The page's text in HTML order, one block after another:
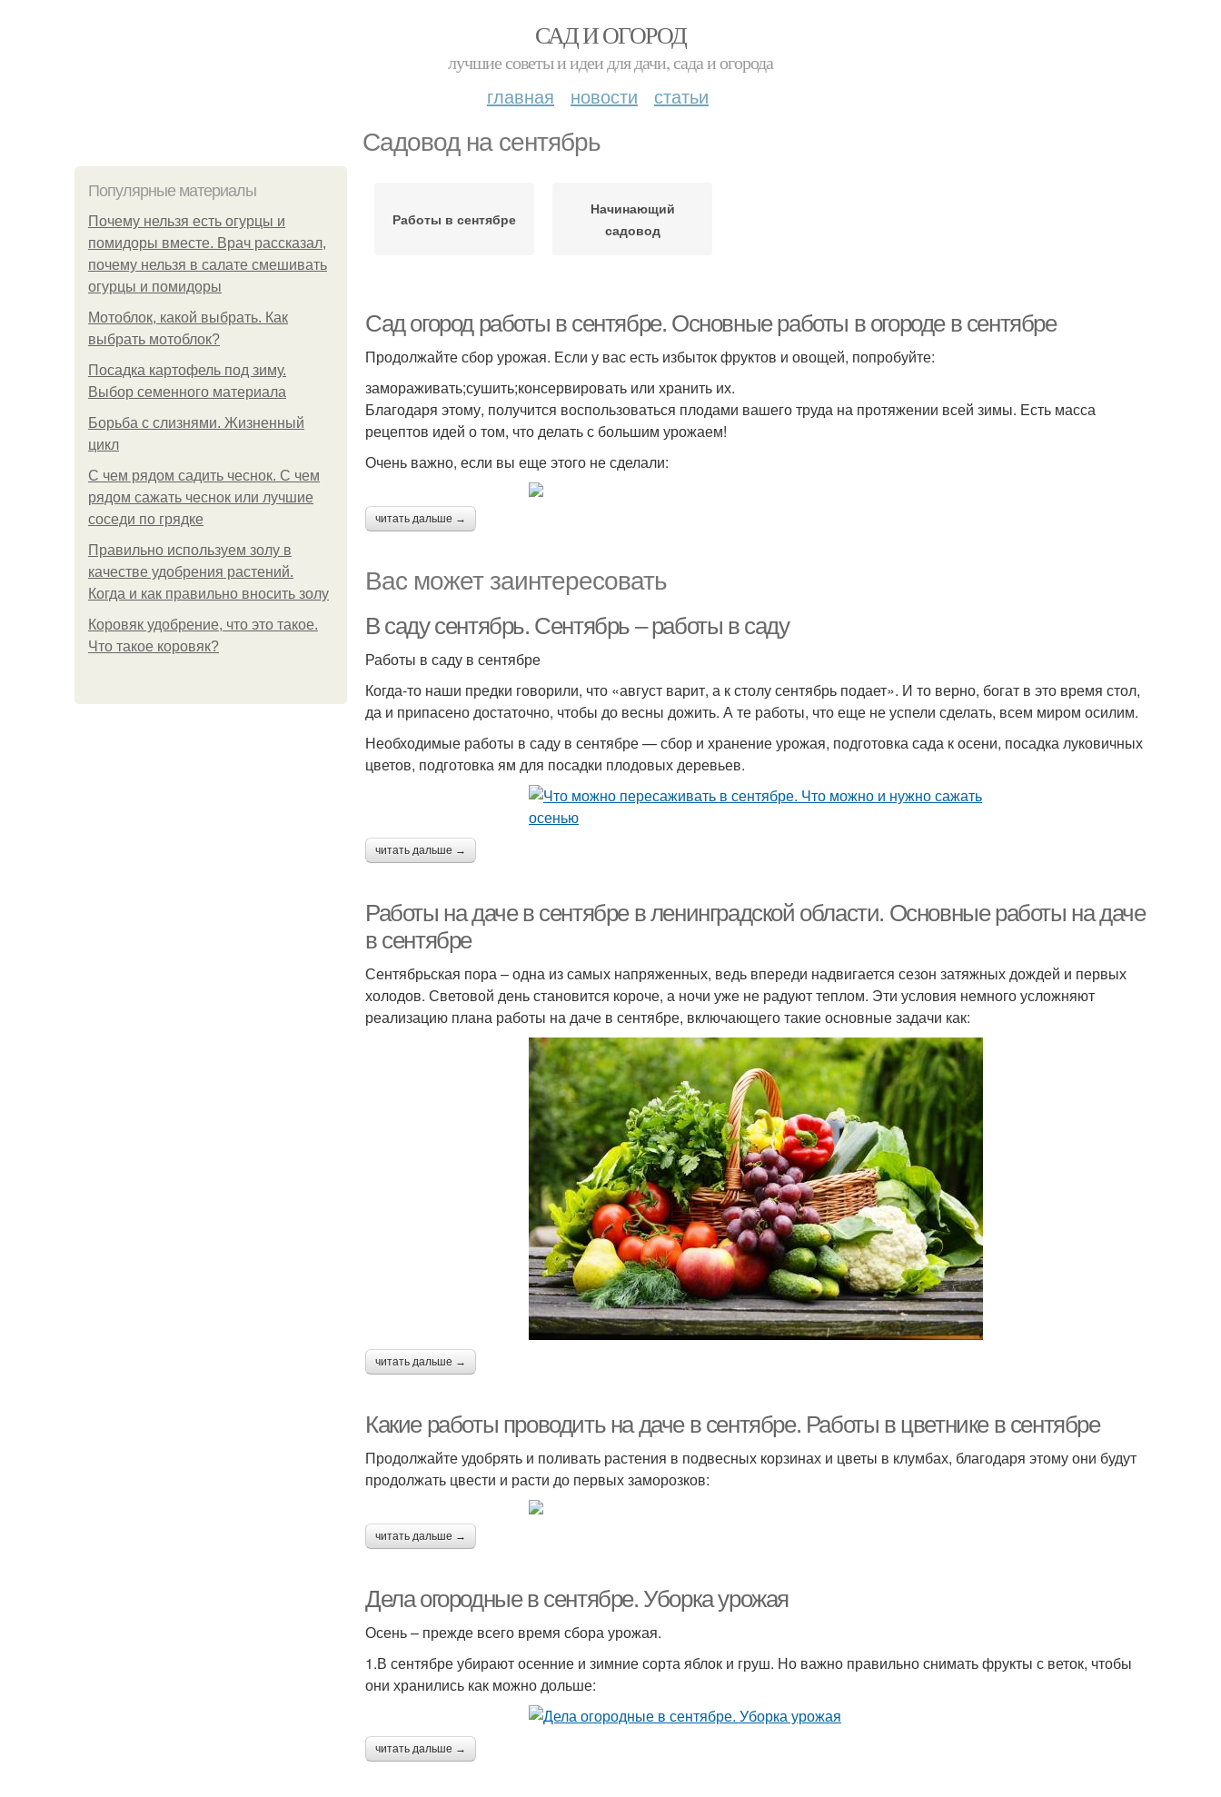
САД И ОГОРОД
лучшие советы и идеи для дачи, сада и огорода
главная новости статьи
Садовод на сентябрь
Популярные материалы
Почему нельзя есть огурцы и
помидоры вместе. Врач рассказал,
почему нельзя в салате смешивать
огурцы и помидоры
Мотоблок, какой выбрать. Как
выбрать мотоблок?
Посадка картофель под зиму.
Выбор семенного материала
Борьба с слизнями. Жизненный
цикл
С чем рядом садить чеснок. С чем
рядом сажать чеснок или лучшие
соседи по грядке
Правильно используем золу в
качестве удобрения растений.
Когда и как правильно вносить золу
Коровяк удобрение, что это такое.
Что такое коровяк?
Работы в сентябре
Начинающий
садовод
Сад огород работы в сентябре. Основные работы в огороде в сентябре
Продолжайте сбор урожая. Если у вас есть избыток фруктов и овощей, попробуйте:
замораживать;сушить;консервировать или хранить их.
Благодаря этому, получится воспользоваться плодами вашего труда на протяжении всей зимы. Есть масса
рецептов идей о том, что делать с большим урожаем!
Очень важно, если вы еще этого не сделали:
читать дальше →
Вас может заинтересовать
В саду сентябрь. Сентябрь – работы в саду
Работы в саду в сентябре
Когда-то наши предки говорили, что «август варит, а к столу сентябрь подает». И то верно, богат в это время стол,
да и припасено достаточно, чтобы до весны дожить. А те работы, что еще не успели сделать, всем миром осилим.
Необходимые работы в саду в сентябре — сбор и хранение урожая, подготовка сада к осени, посадка луковичных
цветов, подготовка ям для посадки плодовых деревьев.
читать дальше →
Работы на даче в сентябре в ленинградской области. Основные работы на даче
в сентябре
Сентябрьская пора – одна из самых напряженных, ведь впереди надвигается сезон затяжных дождей и первых
холодов. Световой день становится короче, а ночи уже не радуют теплом. Эти условия немного усложняют
реализацию плана работы на даче в сентябре, включающего такие основные задачи как:
читать дальше →
Какие работы проводить на даче в сентябре. Работы в цветнике в сентябре
Продолжайте удобрять и поливать растения в подвесных корзинах и цветы в клумбах, благодаря этому они будут
продолжать цвести и расти до первых заморозков:
читать дальше →
Дела огородные в сентябре. Уборка урожая
Осень – прежде всего время сбора урожая.
1.В сентябре убирают осенние и зимние сорта яблок и груш. Но важно правильно снимать фрукты с веток, чтобы
они хранились как можно дольше:
читать дальше →